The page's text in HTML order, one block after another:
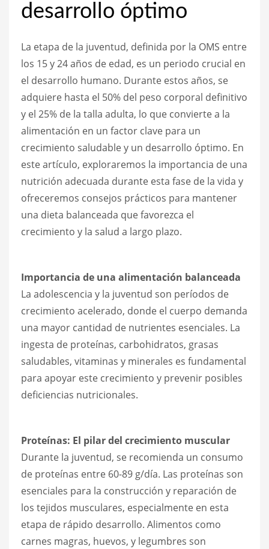
desarrollo óptimo
La etapa de la juventud, definida por la OMS entre
los 15 y 24 años de edad, es un periodo crucial en
el desarrollo humano. Durante estos años, se
adquiere hasta el 50% del peso corporal definitivo
y el 25% de la talla adulta, lo que convierte a la
alimentación en un factor clave para un
crecimiento saludable y un desarrollo óptimo. En
este artículo, exploraremos la importancia de una
nutrición adecuada durante esta fase de la vida y
ofreceremos consejos prácticos para mantener
una dieta balanceada que favorezca el
crecimiento y la salud a largo plazo.
Importancia de una alimentación balanceada
La adolescencia y la juventud son períodos de
crecimiento acelerado, donde el cuerpo demanda
una mayor cantidad de nutrientes esenciales. La
ingesta de proteínas, carbohidratos, grasas
saludables, vitaminas y minerales es fundamental
para apoyar este crecimiento y prevenir posibles
deficiencias nutricionales.
Proteínas: El pilar del crecimiento muscular
Durante la juventud, se recomienda un consumo
de proteínas entre 60-89 g/día. Las proteínas son
esenciales para la construcción y reparación de
los tejidos musculares, especialmente en esta
etapa de rápido desarrollo. Alimentos como
carnes magras, huevos, y legumbres son